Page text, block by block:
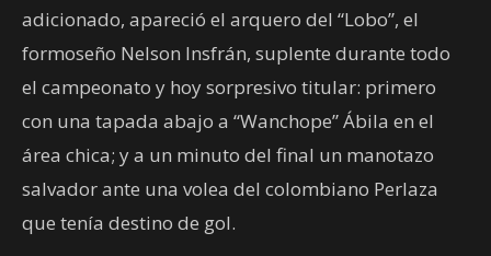
adicionado, apareció el arquero del “Lobo”, el
formoseño Nelson Insfrán, suplente durante todo
el campeonato y hoy sorpresivo titular: primero
con una tapada abajo a “Wanchope” Ábila en el
área chica; y a un minuto del final un manotazo
salvador ante una volea del colombiano Perlaza
que tenía destino de gol.